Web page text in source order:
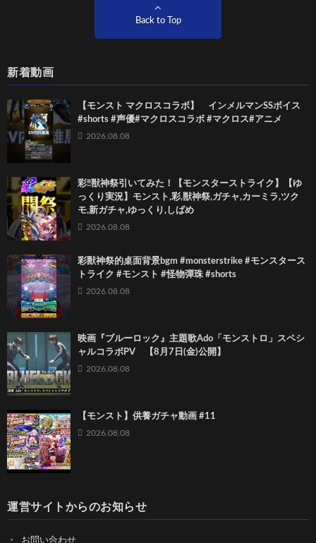
Back to Top
新着動画
【モンスト マクロスコラボ】 インメルマンSSボイス
#shorts #声優#マクロスコラボ #マクロス#アニメ
2026.08.08
彩‼獣神祭引いてみた！【モンスターストライク】【ゆ
っくり実況】モンスト,彩,獣神祭,ガチャ,カーミラ,ツク
モ,新ガチャ,ゆっくり,しばめ
2026.08.08
彩獸神祭的桌面背景bgm #monsterstrike #モンスタース
トライク #モンスト #怪物彈珠 #shorts
2026.08.08
映画『ブルーロック』主題歌Ado「モンストロ」スペシ
ャルコラボPV 【8月7日(金)公開】
2026.08.08
【モンスト】供養ガチャ動画 #11
2026.08.08
運営サイトからのお知らせ
お問い合わせ